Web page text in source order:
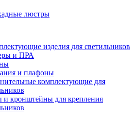
люстры
изделия для светильников
и ПРА
и плафоны
комплектующие для
кронштейны для крепления